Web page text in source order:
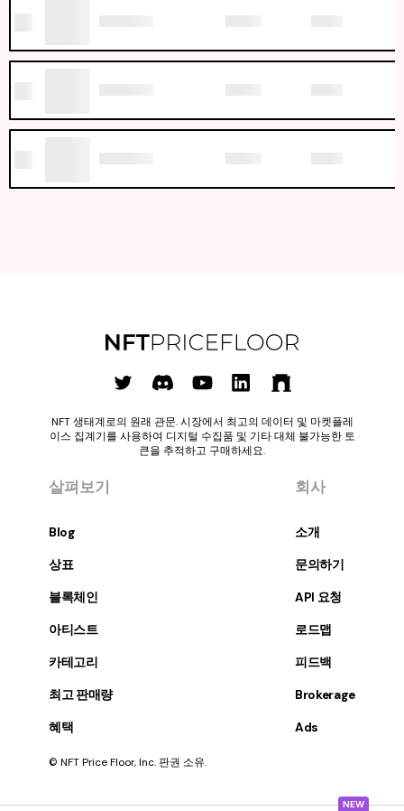
NEW
NFT 생태계로의 원래 관문. 시장에서 최고의 데이터 및 마켓플레
이스 집계기를 사용하여 디지털 수집품 및 기타 대체 불가능한 토
큰을 추적하고 구매하세요.
살펴보기
Blog
상표
블록체인
아티스트
카테고리
최고 판매량
혜택
회사
소개
문의하기
API 요청
로드맵
피드백
Brokerage
Ads
© NFT Price Floor, Inc. 판권 소유.